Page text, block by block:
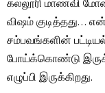
கல்லூரி மாணவி
விஷம் குடித்தது…
சம்பவங்களின்
போய்க்கொண்டு
எழுப்பி இருக்கிறது.